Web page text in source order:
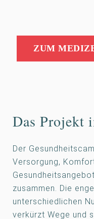
ZUM
Das Projekt
Der
Versorgung,
zusammen. Die
unterschiedlichen
verkürzt Wege und